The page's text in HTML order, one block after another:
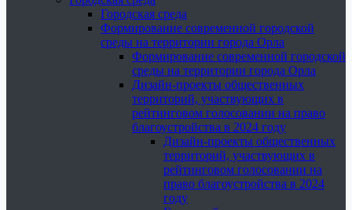
Городская среда
Формирование современной городской
среды на территории города Орла
Формирование современной городской
среды на территории города Орла
Дизайн-проекты общественных
территорий, участвующих в
рейтинговом голосовании на право
благоустройства в 2024 году
Дизайн-проекты общественных
территорий, участвующих в
рейтинговом голосовании на
право благоустройства в 2024
году